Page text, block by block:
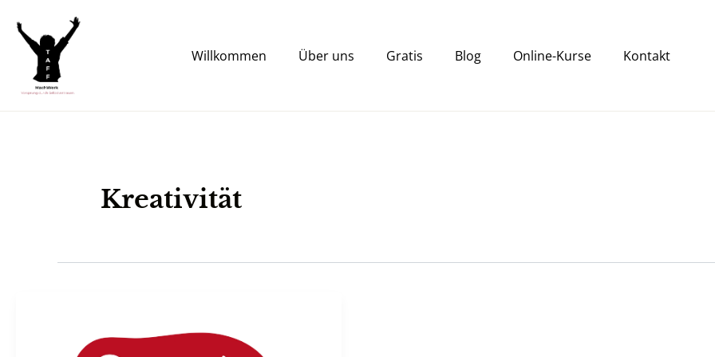
Inhalt
springen
Willkommen Über uns Gratis Blog Online-Kurse Kontakt
Kreativität